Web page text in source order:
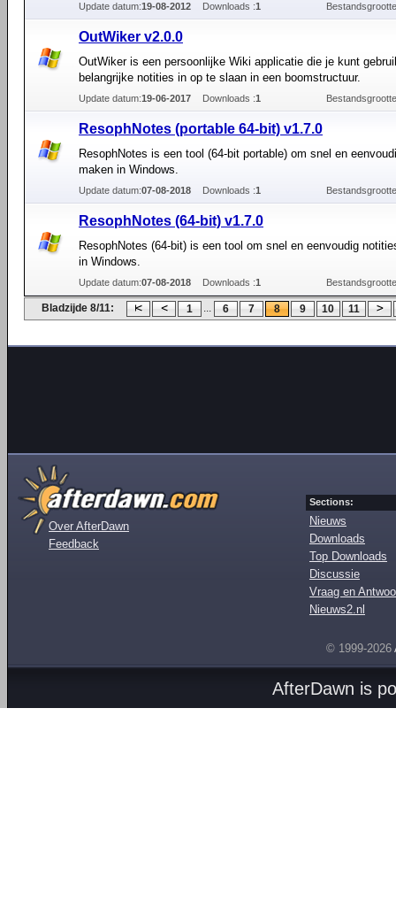
Update datum:19-08-2012 Downloads :1
OutWiker v2.0.0
OutWiker is een persoonlijke Wiki applicatie die je kunt
belangrijke notities in op te slaan in een boomstructuur.
Update datum:19-06-2017 Downloads :1
ResophNotes (portable 64-bit) v1.7.0
ResophNotes is een tool (64-bit portable) om snel en
maken in Windows.
Update datum:07-08-2018 Downloads :1
ResophNotes (64-bit) v1.7.0
ResophNotes (64-bit) is een tool om snel en eenvoudig
in Windows.
Update datum:07-08-2018 Downloads :1
Bladzijde 8/11: 1 ... 6 7 8 9 10 11
Over AfterDawn
Feedback
Sections:
Nieuws
Downloads
Top Downloads
Discussie
Vraag en
Nieuws2.nl
© 1999-2026
AfterDawn is